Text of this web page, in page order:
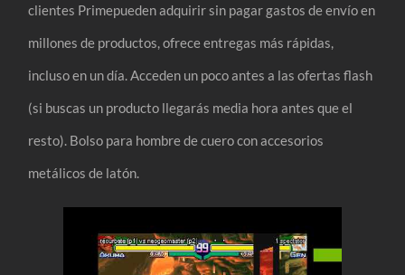
clientes Primepueden adquirir sin pagar gastos de envío en
millones de productos, ofrece entregas más rápidas,
incluso en un día. Acceden un poco antes a las ofertas flash
(si buscas un producto llegarás media hora antes que el
resto). Bolso para hombre de cuero con accesorios
metálicos de latón.